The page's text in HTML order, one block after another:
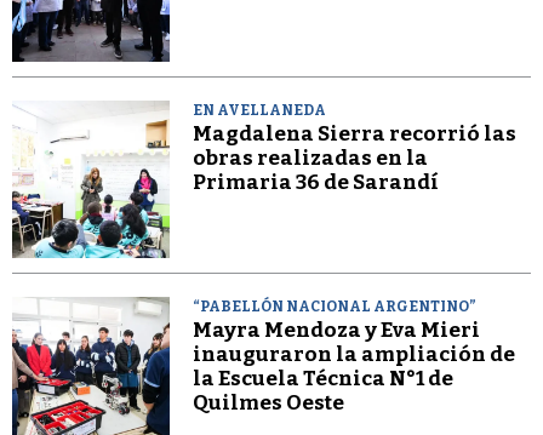
EN AVELLANEDA
Magdalena Sierra recorrió las
obras realizadas en la
Primaria 36 de Sarandí
“PABELLÓN NACIONAL ARGENTINO”
Mayra Mendoza y Eva Mieri
inauguraron la ampliación de
la Escuela Técnica N°1 de
Quilmes Oeste